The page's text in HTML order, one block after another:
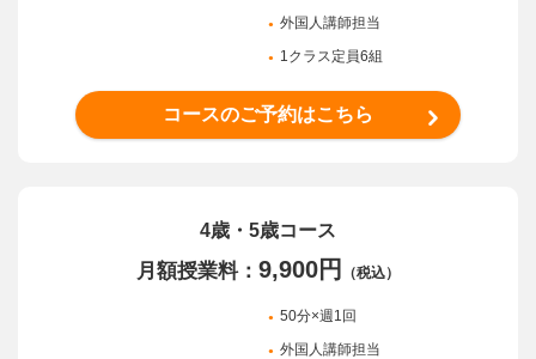
外国人講師担当
1クラス定員6組
コースのご予約はこちら
4歳・5歳コース
月額授業料： 9,900円 （税込）
50分×週1回
外国人講師担当